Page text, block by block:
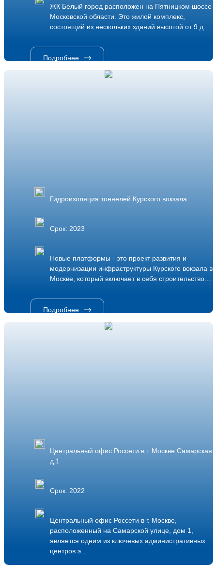
ЖК Белый город расположен на Пятницком шоссе в
Московской области. Это жилой комплекс,
состоящий из нескольких зданий высотой от 9 д...
Подробнее
Гидроизоляция тоннелей Курского вокзала
Срок: 2023
Новые платформы - это проект развития и
модернизации инфраструктуры Курского вокзала в
Москве, который включает в себя строительство...
Подробнее
Центральный офис Россети в г. Москве Самарская,
д.1
Срок: 2022
Центральный офис Россети в г. Москве,
расположенный на Самарской улице, дом 1,
является одним из ключевых административных
центров э...